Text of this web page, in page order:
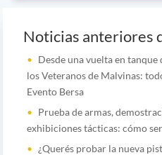
Noticias anteriores
Desde una vuelta en
los Veteranos de Malvinas:
Evento Bersa
Prueba de armas,
exhibiciones tácticas: cómo
¿Querés probar la nueva